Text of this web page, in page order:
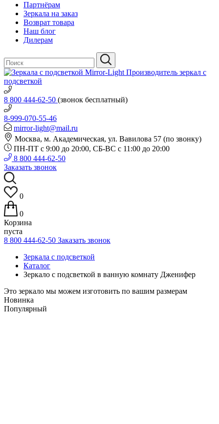
Партнёрам
Зеркала на заказ
Возврат товара
Наш блог
Дилерам
Производитель зеркал с
подсветкой
8 800 444-62-50 (звонок бесплатный)
8-999-070-55-46
mirror-light@mail.ru
Москва, м. Академическая, ул. Вавилова 57 (по звонку)
ПН-ПТ с 9:00 до 20:00, СБ-ВС с 11:00 до 20:00
8 800 444-62-50
Заказать звонок
0
0
Корзина
пуста
8 800 444-62-50 Заказать звонок
Зеркала с подсветкой
Каталог
Зеркало с подсветкой в ванную комнату Дженифер
Это зеркало мы можем изготовить по вашим размерам
Новинка
Популярный